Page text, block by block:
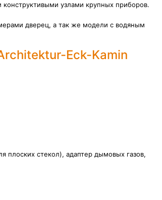
узлами крупных приборов.
дверец, а так же модели с водяным
Eck-Kamin
плоских стекол), адаптер дымовых газов,